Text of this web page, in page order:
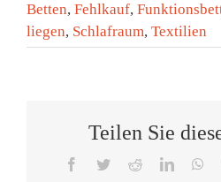
Betten, Fehlkauf,
liegen, Schlafraum, Textilien
Teilen Sie
Facebook
TwitterRedditLinkedIn